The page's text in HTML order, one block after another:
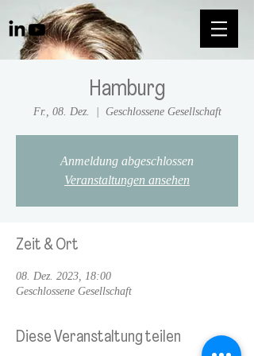
Hamburg
Fr., 08. Dez. Geschlossene Gesellschaft
Anmeldung abgeschlossen
Veranstaltungen ansehen
Zeit & Ort
08. Dez. 2023, 18:00
Geschlossene Gesellschaft
Diese Veranstaltung teilen